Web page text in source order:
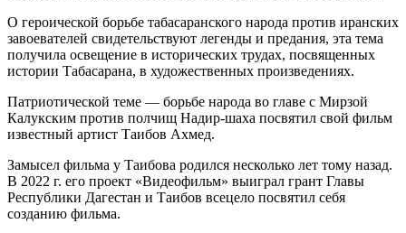
О героической борьбе табасаранского народа против иранских
завоевателей свидетельствуют легенды и предания, эта тема
получила освещение в исторических трудах, посвященных
истории Табасарана, в художественных произведениях.
Патриотической теме — борьбе народа во главе с Мирзой
Калукским против полчищ Надир-шаха посвятил свой фильм
известный артист Таибов Ахмед.
Замысел фильма у Таибова родился несколько лет тому назад.
В 2022 г. его проект «Видеофильм» выиграл грант Главы
Республики Дагестан и Таибов всецело посвятил себя
созданию фильма.